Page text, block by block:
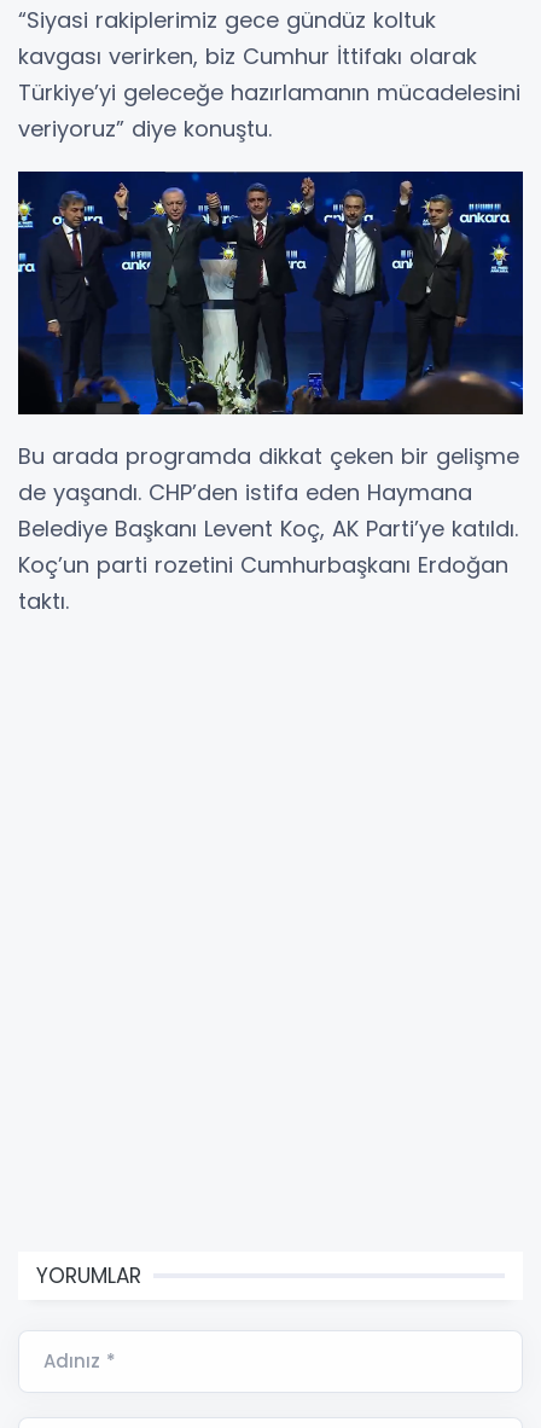
“Siyasi rakiplerimiz gece gündüz koltuk
kavgası verirken, biz Cumhur İttifakı olarak
Türkiye’yi geleceğe hazırlamanın mücadelesini
veriyoruz” diye konuştu.
Bu arada programda dikkat çeken bir gelişme
de yaşandı. CHP’den istifa eden Haymana
Belediye Başkanı Levent Koç, AK Parti’ye katıldı.
Koç’un parti rozetini Cumhurbaşkanı Erdoğan
taktı.
YORUMLAR
Adınız *